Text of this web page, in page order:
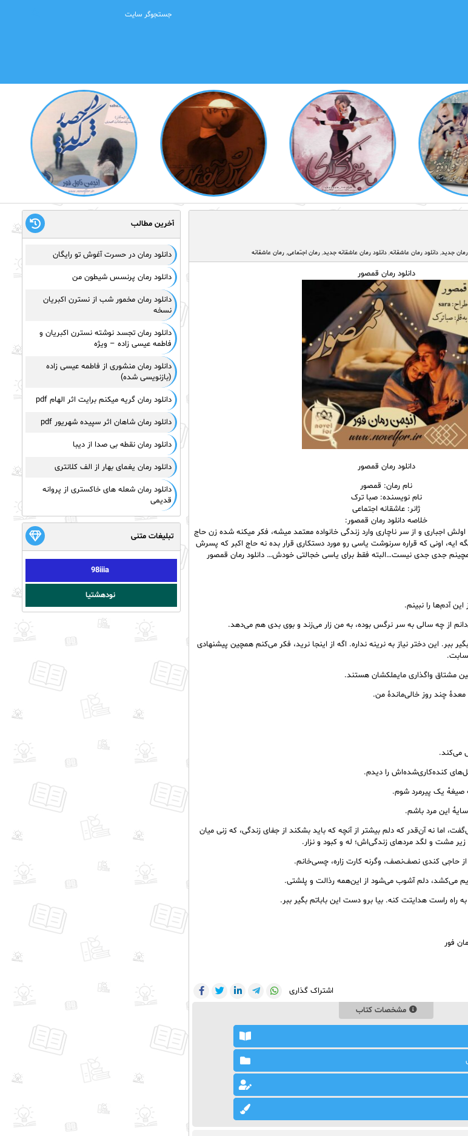
رمان جدید, دانلود رمان عاشقانه, دانلود رمان عاشقانه جدید, رمان اجتماعی, رمان عاشقانه
دانلود رمان قمصور
دانلود رمان قمصور
نام رمان: قمصور
نام نویسنده: صبا ترک
ژانر: عاشقانه اجتماعی
خلاصه دانلود رمان قمصور:
اجباری و از سر ناچاری وارد زندگی خانواده معتمد میشه، فکر میکنه شده زن حاج
ایه، اونی که قراره سرنوشت یاسی رو مورد دستکاری قرار بده نه حاج اکبر که پسرش
جدی جدی نیست…البته فقط برای یاسی خجالتی خودش… دانلود رمان قمصور
آدم‌ها را نبینم.
از چه سالی به سر نرگس بوده، به من زار می‌زند و بوی بدی هم می‌دهد.
ببر. این دختر نیاز به نرینه نداره. اگه از اینجا نرید، فکر می‌کنم همچین پیشنهادی
مشتاق واگذاری مایملکشان هستند.
معده‌ٔ چند روز خالی‌مانده‌ٔ من.
می‌کند.
کنده‌کاری‌شده‌اش را دیدم.
صیغه‌ٔ یک پیرمرد شوم.
این مرد باشم.
اما نه آن‌قدر که دلم بیشتر از آنچه که باید بشکند از جفای زندگی، که زنی میان
مشت و لگد مردهای زندگی‌اش؛ له و کبود و نزار.
حاجی کندی نصف‌نصف، وگرنه کارت زاره، چسی‌خانم.
می‌کشد، دلم آشوب می‌شود از این‌همه رذالت و پلشتی.
راست هدایتت کنه. بیا برو دست این باباتم بگیر ببر.
فور
اشتراک گذاری
مشخصات کتاب
آخرین مطالب
دانلود رمان در حسرت آغوش تو رایگان
دانلود رمان پرنسس شیطون من
دانلود رمان مخمور شب از نسترن اکبریان
نسخه
دانلود رمان تجسد نوشته نسترن اکبریان و
فاطمه عیسی زاده – ویژه
دانلود رمان منشوری از فاطمه عیسی زاده
(بازنویسی شده)
دانلود رمان گریه میکنم برایت اثر الهام pdf
دانلود رمان شاهان اثر سپیده شهریور pdf
دانلود رمان نقطه بی صدا از دیبا
دانلود رمان یغمای بهار از الف کلانتری
دانلود رمان شعله های خاکستری از پروانه
قدیمی
تبلیغات متنی
98iiia
نودهشتیا